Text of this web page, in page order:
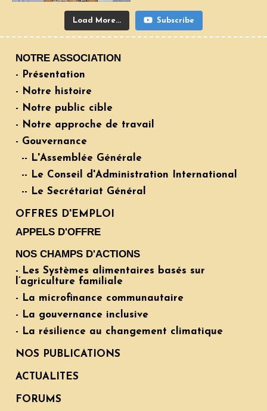
Load More... Subscribe
NOTRE ASSOCIATION
- Présentation
- Notre histoire
- Notre public cible
- Notre approche de travail
- Gouvernance
-- L'Assemblée Générale
-- Le Conseil d'Administration International
-- Le Secrétariat Général
OFFRES D'EMPLOI
APPELS D'OFFRE
NOS CHAMPS D'ACTIONS
- Les Systèmes alimentaires basés sur
l’agriculture familiale
- La microfinance communautaire
- La gouvernance inclusive
- La résilience au changement climatique
NOS PUBLICATIONS
ACTUALITES
FORUMS